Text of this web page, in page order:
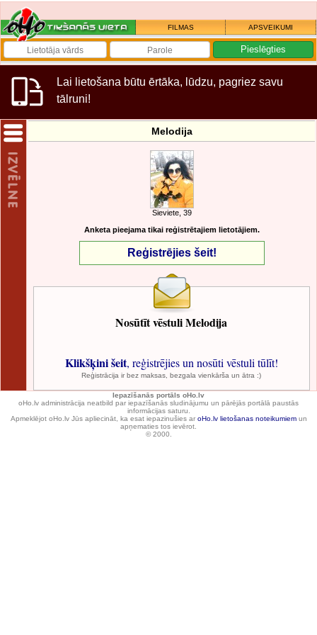
FILMAS APSVEIKUMI
Lai lietošana būtu ērtāka, lūdzu, pagriez savu
tālruni!
Melodija
Sieviete, 39
Anketa pieejama tikai reģistrētajiem lietotājiem.
Reģistrējies šeit!
Nosūtīt vēstuli Melodija
Klikšķini šeit, reģistrējies un nosūti vēstuli tūlīt!
Reģistrācija ir bez maksas, bezgala vienkārša un ātra :)
Iepazīšanās portāls oHo.lv
oHo.lv administrācija neatbild par iepazīšanās sludinājumu un pārējās portālā paustās
informācijas saturu.
Apmeklējot oHo.lv Jūs apliecināt, ka esat iepazinušies ar oHo.lv lietošanas noteikumiemun
apņematies tos ievērot.
© 2000.